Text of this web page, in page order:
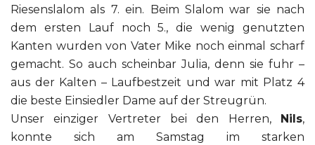
Riesenslalom als 7. ein. Beim Slalom war sie nach
dem ersten Lauf noch 5., die wenig genutzten
Kanten wurden von Vater Mike noch einmal scharf
gemacht. So auch scheinbar Julia, denn sie fuhr –
aus der Kalten – Laufbestzeit und war mit Platz 4
die beste Einsiedler Dame auf der Streugrün.
Unser einziger Vertreter bei den Herren,
Nils,
konnte sich am Samstag im starken